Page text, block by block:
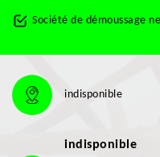
Société de démoussage
indisponible
indisponible